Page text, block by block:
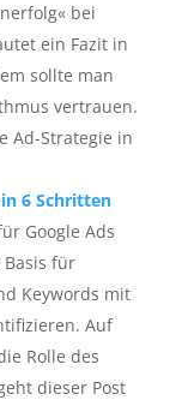
bei
ein Fazit in
sollte man
vertrauen.
Ad-Strategie in
6 Schritten
Google Ads
für
Keywords mit
Auf
Rolle des
dieser Post